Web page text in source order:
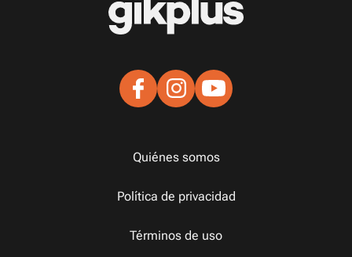
Quiénes somos
Política de privacidad
Términos de uso